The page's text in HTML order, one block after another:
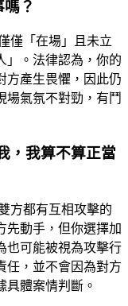
？
僅「在場」且未立
」。法律認為，你的
方產生畏懼，因此仍
場氣氛不對勁，有鬥
，我算不算正當
方都有互相攻擊的
先動手，但你選擇加
也可能被視為攻擊行
任，並不會因為對方
具體案情判斷。